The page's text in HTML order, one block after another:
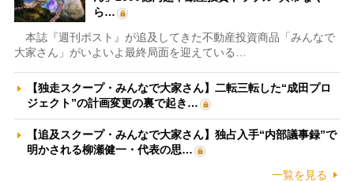
ら…
本誌『週刊ポスト』が追及してきた不動産投資商品「みんなで
大家さん」がいよいよ最終局面を迎えている…
【独走スクープ・みんなで大家さん】二転三転した“成田プロ
ジェクト”の計画変更の裏で起き…
【追及スクープ・みんなで大家さん】独占入手“内部議事録”で
明かされる柳瀬健一・代表の思…
一覧を見る